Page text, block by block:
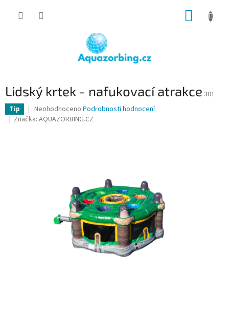
Lidský krtek - nafukovací atrakce 301
Tip
Průměrné
hodnocení
Neohodnoceno Podrobnosti hodnocení
Značka: AQUAZORBING.CZ